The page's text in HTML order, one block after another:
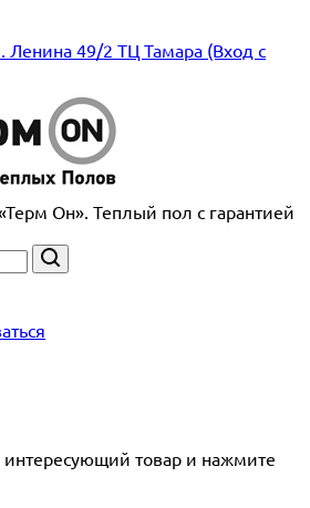
Ленина 49/2 ТЦ Тамара (Вход с
Он». Теплый пол с гарантией
интересующий товар и нажмите